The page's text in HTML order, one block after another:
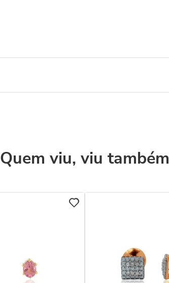
Quem viu, viu também